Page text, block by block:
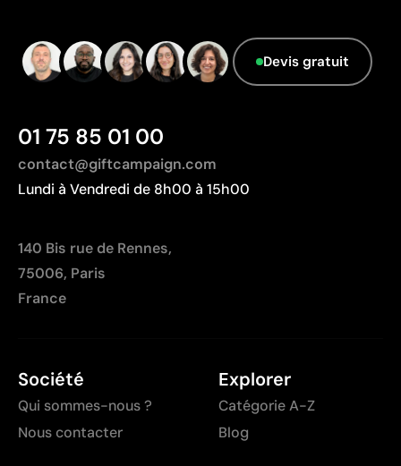
Devis gratuit
01 75 85 01 00
contact@giftcampaign.com
Lundi à Vendredi de 8h00 à 15h00
140 Bis rue de Rennes,
75006, Paris
France
Société
Qui sommes-nous ?
Nous contacter
Explorer
Catégorie A-Z
Blog